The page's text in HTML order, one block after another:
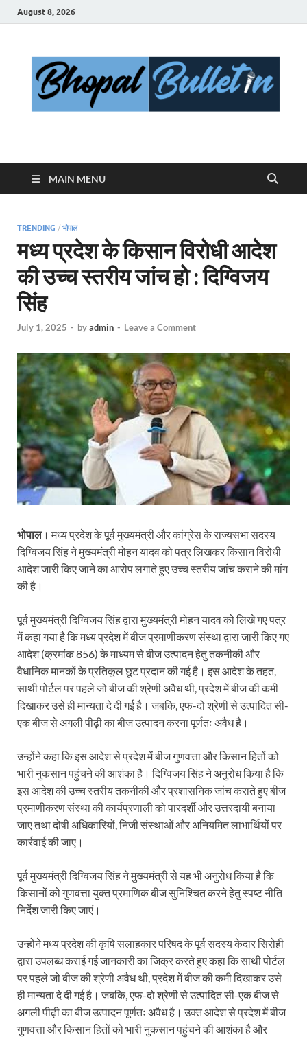
August 8, 2026
Bhopal Bulletin
MAIN MENU
TRENDING / भोपाल
मध्य प्रदेश के किसान विरोधी आदेश
की उच्च स्तरीय जांच हो : दिग्विजय
सिंह
July 1, 2025 - byadmin - Leave a Comment
भोपाल। मध्य प्रदेश के पूर्व मुख्यमंत्री और कांग्रेस के राज्यसभा सदस्य
दिग्विजय सिंह ने मुख्यमंत्री मोहन यादव को पत्र लिखकर किसान विरोधी
आदेश जारी किए जाने का आरोप लगाते हुए उच्च स्तरीय जांच कराने की मांग
की है।
पूर्व मुख्यमंत्री दिग्विजय सिंह द्वारा मुख्यमंत्री मोहन यादव को लिखे गए पत्र
में कहा गया है कि मध्य प्रदेश में बीज प्रमाणीकरण संस्था द्वारा जारी किए गए
आदेश (क्रमांक 856) के माध्यम से बीज उत्पादन हेतु तकनीकी और
वैधानिक मानकों के प्रतिकूल छूट प्रदान की गई है। इस आदेश के तहत,
साथी पोर्टल पर पहले जो बीज की श्रेणी अवैध थी, प्रदेश में बीज की कमी
दिखाकर उसे ही मान्यता दे दी गई है। जबकि, एफ-दो श्रेणी से उत्पादित सी-
एक बीज से अगली पीढ़ी का बीज उत्पादन करना पूर्णतः अवैध है।
उन्होंने कहा कि इस आदेश से प्रदेश में बीज गुणवत्ता और किसान हितों को
भारी नुकसान पहुंचने की आशंका है। दिग्विजय सिंह ने अनुरोध किया है कि
इस आदेश की उच्च स्तरीय तकनीकी और प्रशासनिक जांच कराते हुए बीज
प्रमाणीकरण संस्था की कार्यप्रणाली को पारदर्शी और उत्तरदायी बनाया
जाए तथा दोषी अधिकारियों, निजी संस्थाओं और अनियमित लाभार्थियों पर
कार्रवाई की जाए।
पूर्व मुख्यमंत्री दिग्विजय सिंह ने मुख्यमंत्री से यह भी अनुरोध किया है कि
किसानों को गुणवत्ता युक्त प्रमाणिक बीज सुनिश्चित करने हेतु स्पष्ट नीति
निर्देश जारी किए जाएं।
उन्होंने मध्य प्रदेश की कृषि सलाहकार परिषद के पूर्व सदस्य केदार सिरोही
द्वारा उपलब्ध कराई गई जानकारी का जिक्र करते हुए कहा कि साथी पोर्टल
पर पहले जो बीज की श्रेणी अवैध थी, प्रदेश में बीज की कमी दिखाकर उसे
ही मान्यता दे दी गई है। जबकि, एफ-दो श्रेणी से उत्पादित सी-एक बीज से
अगली पीढ़ी का बीज उत्पादन पूर्णतः अवैध है। उक्त आदेश से प्रदेश में बीज
गुणवत्ता और किसान हितों को भारी नुकसान पहुंचने की आशंका है और